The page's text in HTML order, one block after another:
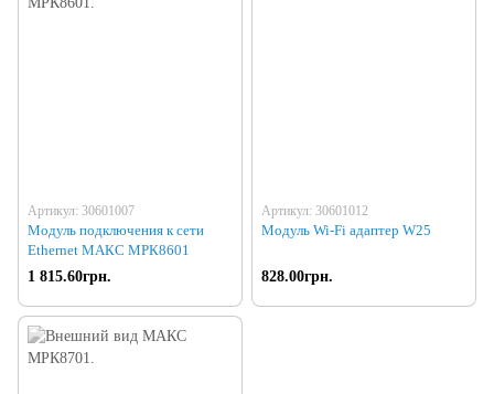
Артикул: 30601007
Модуль подключения к сети
Ethernet МАКС МРК8601
1 815.60грн.
Артикул: 30601012
Модуль Wi-Fi адаптер W25
828.00грн.